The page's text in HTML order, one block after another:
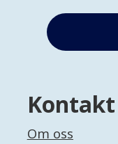
Kontakt
Om oss